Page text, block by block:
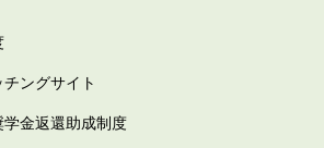
ングサイト
金返還助成制度